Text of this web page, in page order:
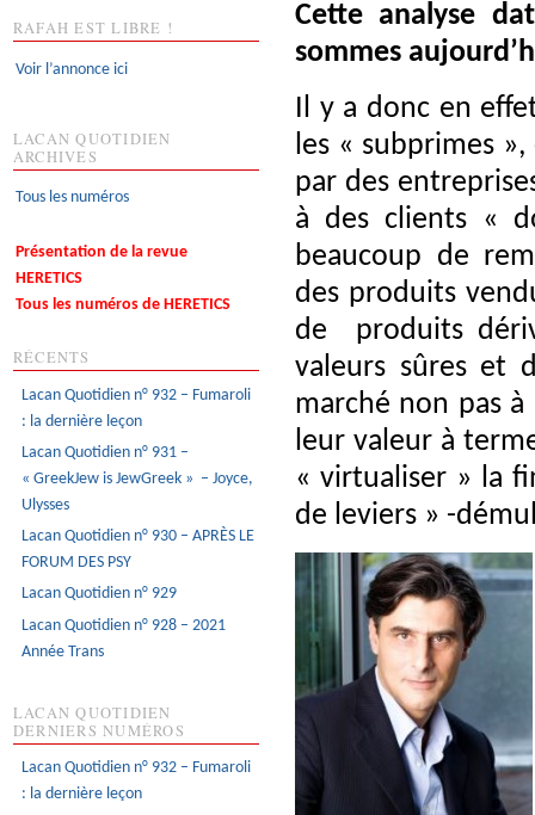
Cette analyse
sommes
Il y a donc en
les « subprimes
par des
à des clients «
beaucoup de
des produits
de produits
valeurs sûres et
marché non pas
leur valeur à
« virtualiser » la
de leviers » -
RAFAH EST LIBRE !
Voir l’annonce ici
LACAN QUOTIDIEN
ARCHIVES
Tous les numéros
Présentation de la revue
HERETICS
Tous les numéros de HERETICS
RÉCENTS
Lacan Quotidien n° 932 – Fumaroli
: la dernière leçon
Lacan Quotidien n° 931 –
« GreekJew is JewGreek » – Joyce,
Ulysses
Lacan Quotidien n° 930 – APRÈS LE
FORUM DES PSY
Lacan Quotidien n° 929
Lacan Quotidien n° 928 – 2021
Année Trans
LACAN QUOTIDIEN
DERNIERS NUMÉROS
Lacan Quotidien n° 932 – Fumaroli
: la dernière leçon